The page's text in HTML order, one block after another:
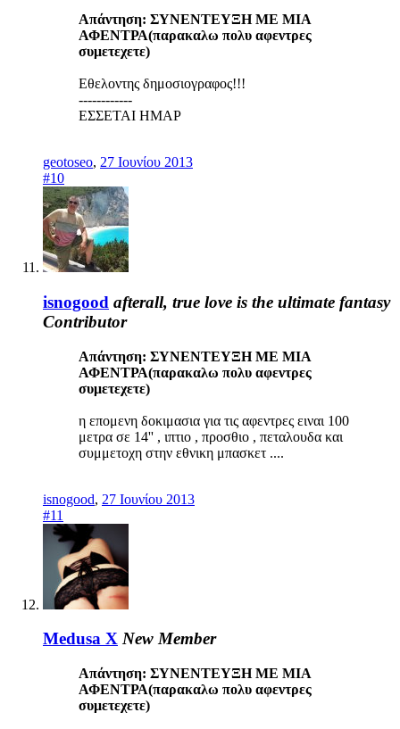
Απάντηση: ΣΥΝΕΝΤΕΥΞΗ ΜΕ ΜΙΑ
ΑΦΕΝΤΡΑ(παρακαλω πολυ αφεντρες
συμετεχετε)
Εθελοντης δημοσιογραφος!!!
------------
ΕΣΣΕΤΑΙ ΗΜΑΡ
geotoseo, 27 Ιουνίου 2013
#10
isnogood afterall, true love is the ultimate fantasy
Contributor
Απάντηση: ΣΥΝΕΝΤΕΥΞΗ ΜΕ ΜΙΑ
ΑΦΕΝΤΡΑ(παρακαλω πολυ αφεντρες
συμετεχετε)
η επομενη δοκιμασια για τις αφεντρες ειναι 100
μετρα σε 14'' , ιπτιο , προσθιο , πεταλουδα και
συμμετοχη στην εθνικη μπασκετ ....
isnogood, 27 Ιουνίου 2013
#11
Medusa X New Member
Απάντηση: ΣΥΝΕΝΤΕΥΞΗ ΜΕ ΜΙΑ
ΑΦΕΝΤΡΑ(παρακαλω πολυ αφεντρες
συμετεχετε)